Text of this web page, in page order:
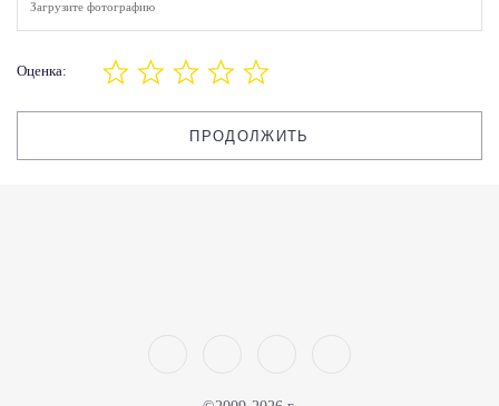
Загрузите фотографию
Оценка:
ПРОДОЛЖИТЬ